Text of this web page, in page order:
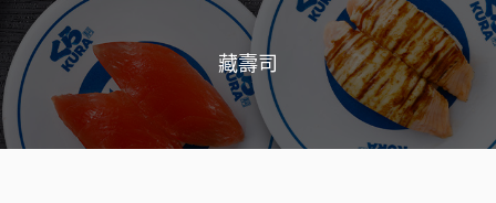
藏壽司